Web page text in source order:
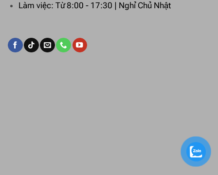
Làm việc: Từ 8:00 - 17:30 | Nghỉ Chủ Nhật